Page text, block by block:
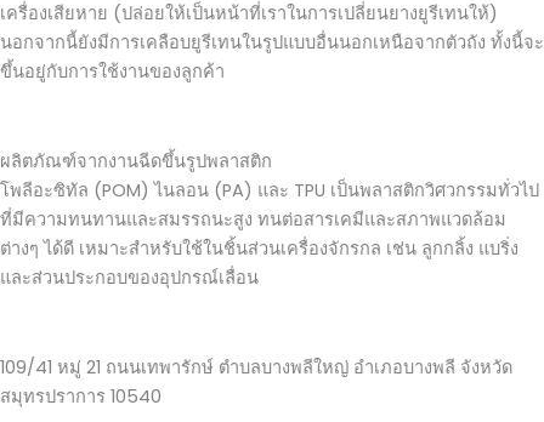
เครื่องเสียหาย (ปล่อยให้เป็นหน้าที่เราในการเปลี่ยนยางยูรีเทนให้)
นอกจากนี้ยังมีการเคลือบยูรีเทนในรูปแบบอื่นนอกเหนือจากตัวถัง ทั้งนี้จะ
ขึ้นอยู่กับการใช้งานของลูกค้า
ผลิตภัณฑ์จากงานฉีดขึ้นรูปพลาสติก
โพลีอะซิทัล (POM) ไนลอน (PA) และ TPU เป็นพลาสติกวิศวกรรมทั่วไป
ที่มีความทนทานและสมรรถนะสูง ทนต่อสารเคมีและสภาพแวดล้อม
ต่างๆ ได้ดี เหมาะสำหรับใช้ในชิ้นส่วนเครื่องจักรกล เช่น ลูกกลิ้ง แบริ่ง
และส่วนประกอบของอุปกรณ์เลื่อน
109/41 หมู่ 21 ถนนเทพารักษ์ ตำบลบางพลีใหญ่ อำเภอบางพลี จังหวัด
สมุทรปราการ 10540